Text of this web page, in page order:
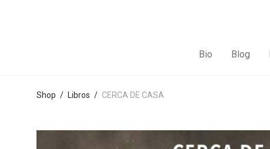
Bio Blog
Shop / Libros / CERCA DE CASA